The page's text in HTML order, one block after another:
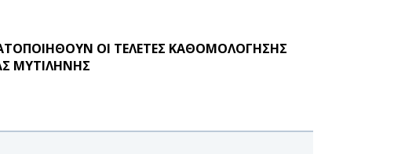
ΟΙ ΤΕΛΕΤΕΣ ΚΑΘΟΜΟΛΟΓΗΣΗΣ
ΜΥΤΙΛΗΝΗΣ